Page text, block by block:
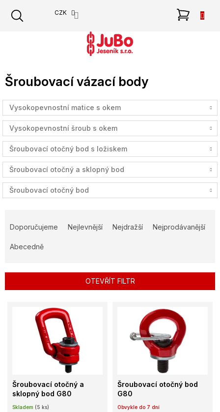
obsah
CZK
Šroubovací vázací body
Vysokopevnostní matice s okem
Vysokopevnostní šroub s okem
Šroubovací otočný bod s ložiskem
Šroubovací otočný a sklopný bod
Šroubovací otočný bod
e
r
Doporučujeme Nejlevnější Nejdražší Nejprodávanější
Abecedně
OTEVŘÍT FILTR
Šroubovací otočný a
sklopný bod G80
Skladem (5 ks)
Šroubovací otočný bod
G80
Obvykle do 7 dní